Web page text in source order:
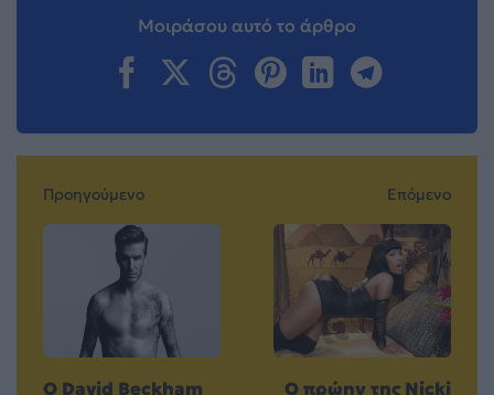
Μοιράσου αυτό το άρθρο
Προηγούμενο
Ο David Beckham
Επόμενο
Ο πρώην της Νicki